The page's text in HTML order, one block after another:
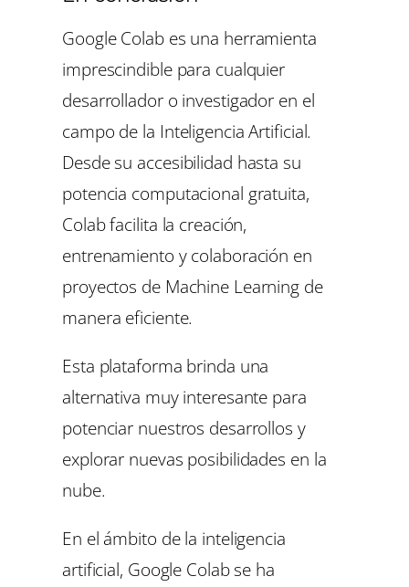
Google Colab es una herramienta
imprescindible para cualquier
desarrollador o investigador en el
campo de la Inteligencia Artificial.
Desde su accesibilidad hasta su
potencia computacional gratuita,
Colab facilita la creación,
entrenamiento y colaboración en
proyectos de Machine Learning de
manera eficiente.
Esta plataforma brinda una
alternativa muy interesante para
potenciar nuestros desarrollos y
explorar nuevas posibilidades en la
nube.
En el ámbito de la inteligencia
artificial, Google Colab se ha